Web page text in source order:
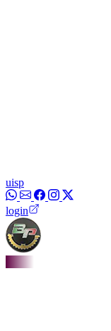
uisp
login